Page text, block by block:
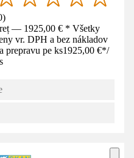
)
— 1925,00 € * Všetky
vr. DPH a bez nákladov
prepravu pe ks1925,00 €*/